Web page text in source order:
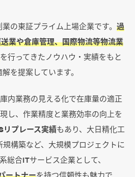
の東証プライム上場企業です。 過
業や倉庫管理、国際物流等物流業
を行ってきたノウハウ・実績をもと
を提案しています。
内業務の見える化で在庫量の適正
し、作業精度と業務効率の向上を
プレース実績もあり、大日精化工
構築など、大規模プロジェクトに
総合ITサービス企業として、
ートナーを持つ信頼性も魅力で